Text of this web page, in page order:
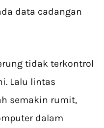
data cadangan
tidak terkontrol
Lalu lintas
semakin rumit,
dalam